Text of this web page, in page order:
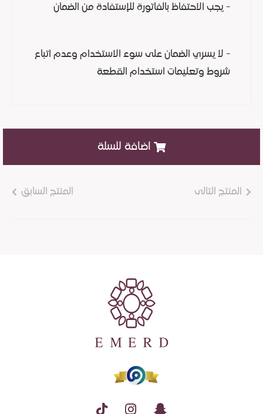
- يجب الاحتفاظ بالفاتورة للإستفادة من الضمان
- لا يسري الضمان على سوء الاستخدام وعدم اتباع
شروط وتعليمات استخدام القطعة
اضافة للسلة
المنتج التالى المنتج السابق